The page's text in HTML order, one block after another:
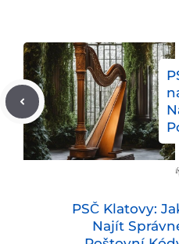
PSČ Klatovy:
Najít